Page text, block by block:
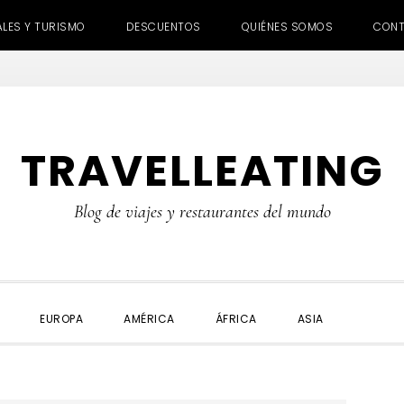
Y TURISMO DESCUENTOS QUIÉNES SOMOS
TRAVELLEATING
Blog de viajes y restaurantes del mundo
EUROPA AMÉRICA ÁFRICA ASIA